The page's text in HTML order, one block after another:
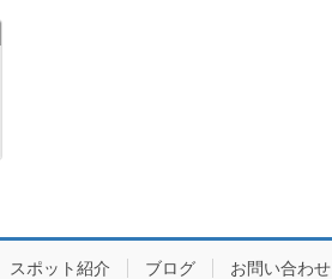
スポット紹介 ブログ お問い合わせ